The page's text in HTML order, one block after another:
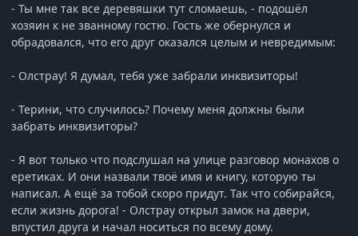
- Ты мне так все деревяшки тут сломаешь, - подошёл
хозяин к не званному гостю. Гость же обернулся и
обрадовался, что его друг оказался целым и невредимым:
- Олстрау! Я думал, тебя уже забрали инквизиторы!
- Терини, что случилось? Почему меня должны были
забрать инквизиторы?
- Я вот только что подслушал на улице разговор монахов о
еретиках. И они назвали твоё имя и книгу, которую ты
написал. А ещё за тобой скоро придут. Так что собирайся,
если жизнь дорога! - Олстрау открыл замок на двери,
впустил друга и начал носиться по всему дому.